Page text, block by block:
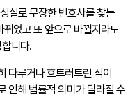
실로 무장한 변호사를 찾는
뀌었고 또 앞으로 바뀔지라도
니다.
다루거나 흐트러트린 적이
인해 법률적 의미가 달라질 수